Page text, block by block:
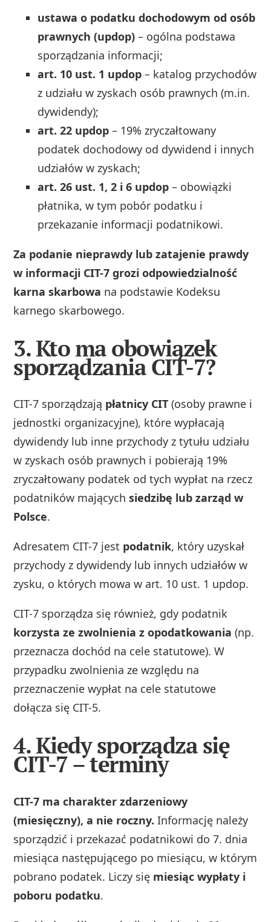
ustawa o podatku dochodowym od osób
prawnych (updop) – ogólna podstawa
sporządzania informacji;
art. 10 ust. 1 updop – katalog przychodów
z udziału w zyskach osób prawnych (m.in.
dywidendy);
art. 22 updop – 19% zryczałtowany
podatek dochodowy od dywidend i innych
udziałów w zyskach;
art. 26 ust. 1, 2 i 6 updop – obowiązki
płatnika, w tym pobór podatku i
przekazanie informacji podatnikowi.
Za podanie nieprawdy lub zatajenie prawdy
w informacji CIT-7 grozi odpowiedzialność
karna skarbowa na podstawie Kodeksu
karnego skarbowego.
3. Kto ma obowiązek
sporządzania CIT-7?
CIT-7 sporządzają płatnicy CIT (osoby prawne i
jednostki organizacyjne), które wypłacają
dywidendy lub inne przychody z tytułu udziału
w zyskach osób prawnych i pobierają 19%
zryczałtowany podatek od tych wypłat na rzecz
podatników mającychsiedzibę lub zarząd w
Polsce.
Adresatem CIT-7 jest podatnik, który uzyskał
przychody z dywidendy lub innych udziałów w
zysku, o których mowa w art. 10 ust. 1 updop.
CIT-7 sporządza się również, gdy podatnik
korzysta ze zwolnienia z opodatkowania (np.
przeznacza dochód na cele statutowe). W
przypadku zwolnienia ze względu na
przeznaczenie wypłat na cele statutowe
dołącza się CIT-5.
4. Kiedy sporządza się
CIT-7 – terminy
CIT-7 ma charakter zdarzeniowy
(miesięczny), a nie roczny. Informację należy
sporządzić i przekazać podatnikowi do 7. dnia
miesiąca następującego po miesiącu, w którym
pobrano podatek. Liczy się miesiąc wypłaty i
poboru podatku.